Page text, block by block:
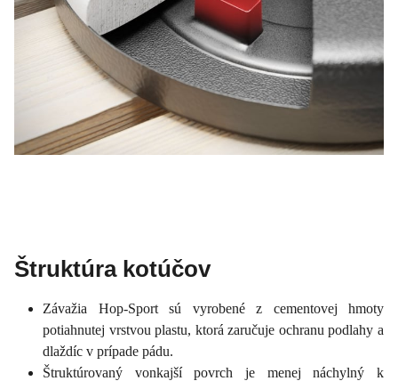
Štruktúra kotúčov
Závažia Hop-Sport sú vyrobené z cementovej hmoty
potiahnutej vrstvou plastu, ktorá zaručuje ochranu podlahy a
dlaždíc v prípade pádu.
Štruktúrovaný vonkajší povrch je menej náchylný k